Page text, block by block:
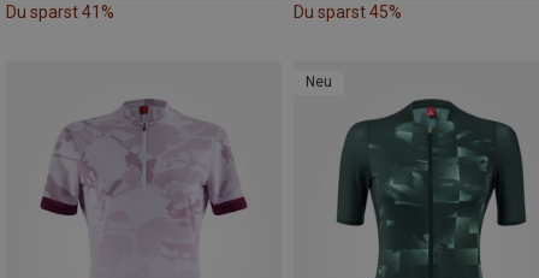
Du sparst 41% Du sparst 45%
Neu